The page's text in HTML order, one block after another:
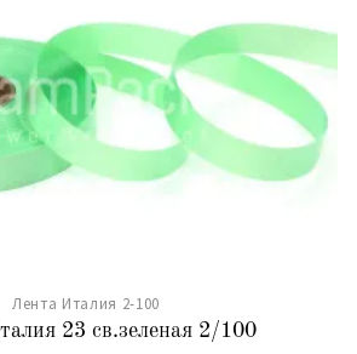
Лента Италия 2-100
23 св.зеленая 2/100